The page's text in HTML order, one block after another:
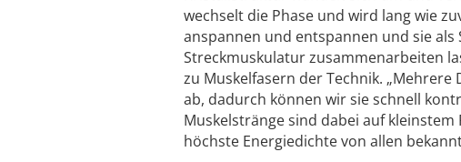
wechselt die Phase und wird lang wie
anspannen und entspannen und sie
Streckmuskulatur zusammenarbeiten
zu Muskelfasern der Technik.
ab, dadurch können wir sie schnell
Muskelstränge sind dabei auf
höchste Energiedichte von allen